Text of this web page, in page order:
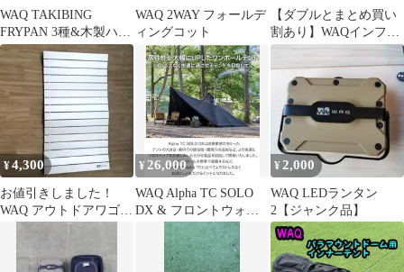
WAQ TAKIBING
FRYPAN 3種&木製ハン
ドルセット
WAQ 2WAY フォールデ
ィングコット
【ダブルとまとめ買い
割あり】WAQインフレ
ーターマット 10cm シ
ングル タン
¥4,300
お値引きしました！
WAQ アウトドアワゴン
専用アルミロール天板
¥ 26,000
WAQ Alpha TC SOLO
DX & フロントウォー
ル ソロテント
¥2,000
WAQ LEDランタン
2【ジャンク品】